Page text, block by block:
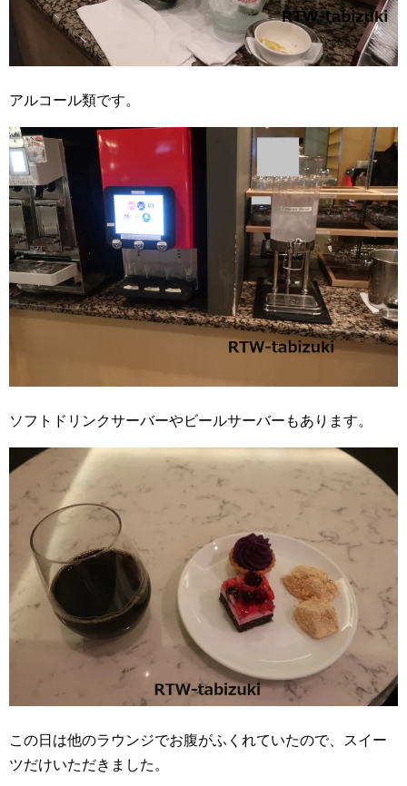
アルコール類です。
ソフトドリンクサーバーやビールサーバーもあります。
この日は他のラウンジでお腹がふくれていたので、スイー
ツだけいただきました。